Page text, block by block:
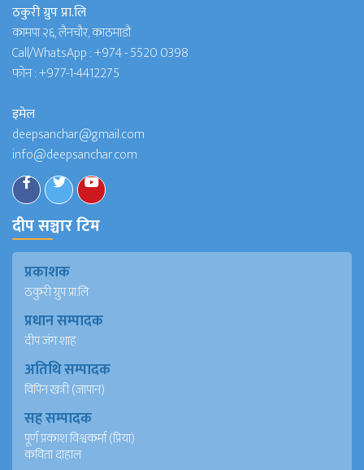
ठकुरी ग्रुप प्रा.लि
कामपा २६, लैनचौर, काठमाडौं
Call/WhatsApp :+974 - 5520 0398
फोन :+977-1-4412275
इमेल
deepsanchar@gmail.com
info@deepsanchar.com
दीप सञ्चार टिम
प्रकाशक
ठकुरी ग्रुप प्रा.लि
प्रधान सम्पादक
दीप जंग शाह
अतिथि सम्पादक
विपिन खत्री (जापान)
सह सम्पादक
पूर्ण प्रकाश विश्वकर्मा (प्रिया)
कविता दाहाल